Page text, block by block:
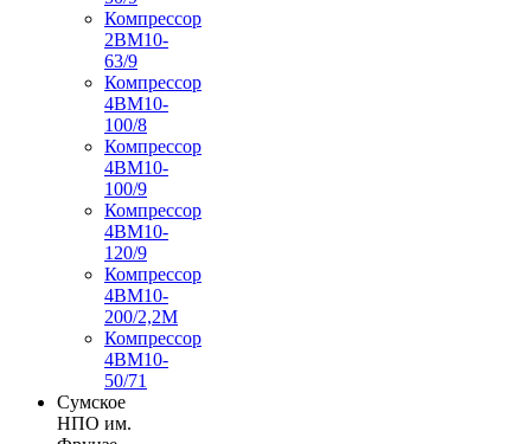
Компрессор
2ВМ10-
63/9
Компрессор
4ВМ10-
100/8
Компрессор
4ВМ10-
100/9
Компрессор
4ВМ10-
120/9
Компрессор
4ВМ10-
200/2,2М
Компрессор
4ВМ10-
50/71
Сумское
НПО им.